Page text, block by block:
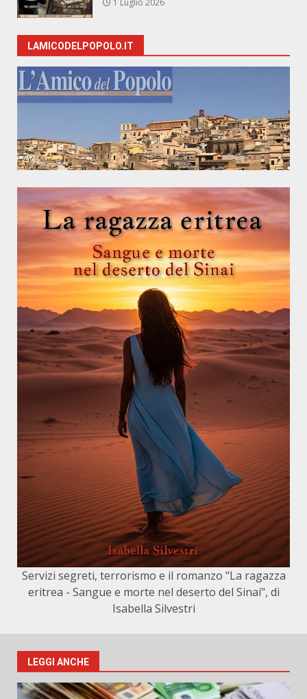
1 Luglio 2026
LAMICODELPOPOLO.IT
Servizi segreti, terrorismo e il romanzo "La ragazza
eritrea - Sangue e morte nel deserto del Sinai", di
Isabella Silvestri
LEGGI ANCHE